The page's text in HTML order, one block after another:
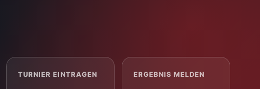
TURNIER EINTRAGEN ERGEBNIS MELDEN